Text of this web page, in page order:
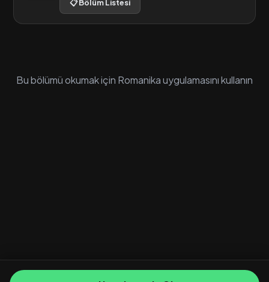
📋 Bölüm Listesi
Bu bölümü okumak için Romanika uygulamasını kullanın